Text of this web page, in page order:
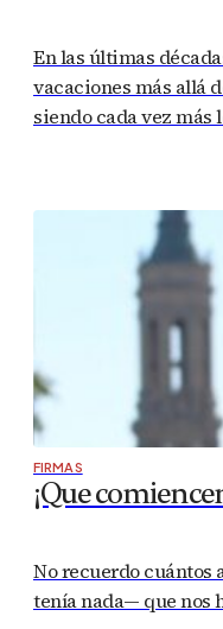
En las últimas
vacaciones más allá
siendo cada vez más
FIRMAS
¡Que
No recuerdo cuántos
tenía nada— que nos